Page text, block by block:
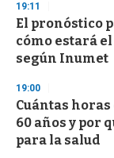
d
s
o
f
3
s
e
c
o
n
d
19:11
El pronóstico
cómo estará
según Inumet
19:00
Cuántas
60 años y por
para la salud